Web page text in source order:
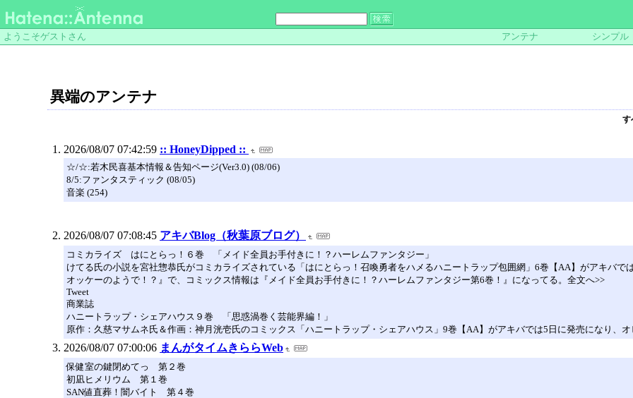
ようこそゲストさん アンテナ シンプル
異端のアンテナ
す
2026/08/07 07:42:59 :: HoneyDipped ::
☆/☆:若木民喜基本情報＆告知ページ(Ver3.0) (08/06)
8/5:ファンタスティック (08/05)
音楽 (254)
2026/08/07 07:08:45 アキバBlog（秋葉原ブログ）
コミカライズ はにとらっ！６巻 「メイド全員お手付きに！？ハーレムファンタジー」
けてる氏の小説を宮社惣恭氏がコミカライズされている「はにとらっ！召喚勇者をハメるハニートラップ包囲網」6巻【AA】がアキバ
オッケーのようで！？』で、コミックス情報は『メイド全員お手付きに！？ハーレムファンタジー第6巻！』になってる。全文へ>>
Tweet
商業誌
ハニートラップ・シェアハウス９巻 「思惑渦巻く芸能界編！」
原作：久慈マサムネ氏＆作画：神月洸壱氏のコミックス「ハニートラップ・シェアハウス」9巻【AA】がアキバでは5日に発売になり、
2026/08/07 07:00:06 まんがタイムきららWeb
保健室の鍵閉めてっ 第２巻
初凪ヒメリウム 第１巻
SAN値直葬！闇バイト 第４巻